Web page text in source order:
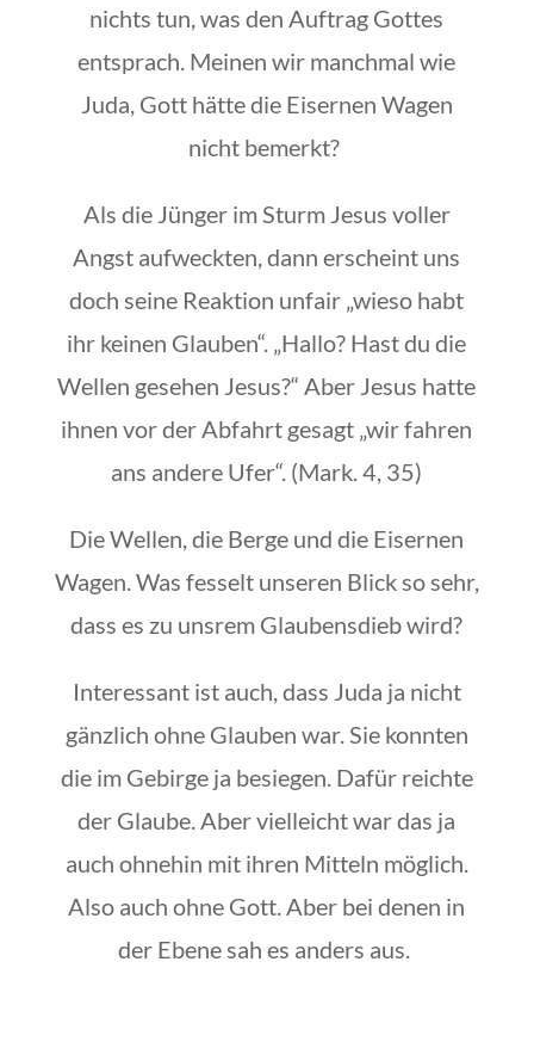
nichts tun, was den Auftrag Gottes
entsprach. Meinen wir manchmal wie
Juda, Gott hätte die Eisernen Wagen
nicht bemerkt?
Als die Jünger im Sturm Jesus voller
Angst aufweckten, dann erscheint uns
doch seine Reaktion unfair „wieso habt
ihr keinen Glauben“. „Hallo? Hast du die
Wellen gesehen Jesus?“ Aber Jesus hatte
ihnen vor der Abfahrt gesagt „wir fahren
ans andere Ufer“. (Mark. 4, 35)
Die Wellen, die Berge und die Eisernen
Wagen. Was fesselt unseren Blick so sehr,
dass es zu unsrem Glaubensdieb wird?
Interessant ist auch, dass Juda ja nicht
gänzlich ohne Glauben war. Sie konnten
die im Gebirge ja besiegen. Dafür reichte
der Glaube. Aber vielleicht war das ja
auch ohnehin mit ihren Mitteln möglich.
Also auch ohne Gott. Aber bei denen in
der Ebene sah es anders aus.